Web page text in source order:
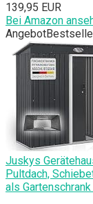
139,95 EUR
Bei Amazon
Angebot
Juskys
Pultdach,
als